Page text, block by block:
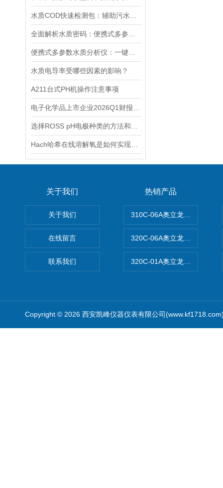
水质电导率受哪些因素的影响？
A211台式PH机操作注意事项
关于我们
关于我们
在线留言
联系我们
热销产品
310C-06A奥立龙实验室台式
320C-06A奥立龙实验室便携
320C-01A奥立龙实验室便携
Copyright © 2026 西安凯峰仪器仪表有限公司